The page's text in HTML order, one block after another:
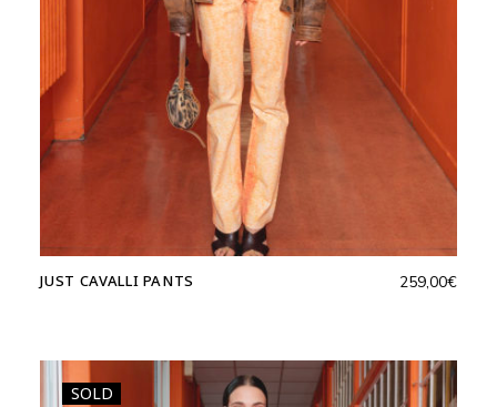
JUST CAVALLI PANTS 259,00€
SOLD